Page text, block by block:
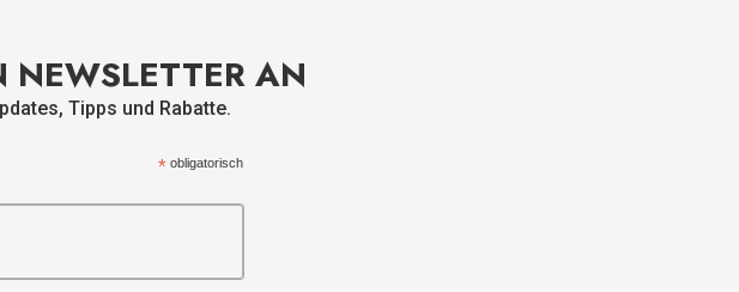
NEWSLETTER AN
Tipps und Rabatte.
*obligatorisch